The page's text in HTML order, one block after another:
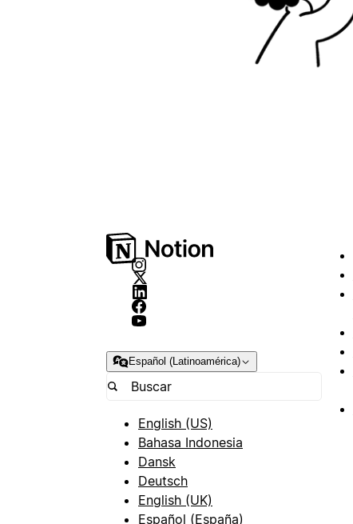
Español (Latinoamérica)
English (US)
Bahasa Indonesia
Dansk
Deutsch
English (UK)
Español (España)